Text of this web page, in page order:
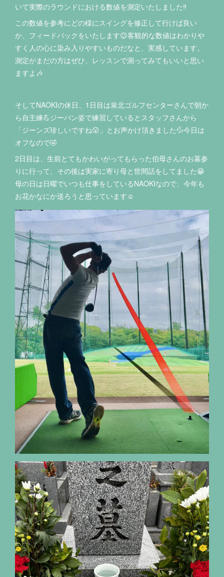
いて実際のラウンドにおける数値を測定いたしました‼️
この数値を参考にどの様にスイングを修正して行けば良い
か、フィードバックをいたします😉客観的な数値はわかりや
すく人の心に染み入りやすいものだなと、実感しています。
測定がまだの方はぜひ、レッスンで測ってみてもいいと思い
ますよ🎶
そしてNAOKIの休日、1日目は泉北ゴルフセンターさんで朝か
ら自主練💪ジーパン姿で練習しているとスタッフさんから
「ジーンズ珍しいですね😮」とお声かけ頂きました💦今日は
オフなので🤣
2日目は、生前とてもかわいがってもらった伯母さんのお墓参
りに行って、その後は実家に寄り母と世間話をしてました😁
母の日は日曜でいつも仕事をしているNAOKIなので、今年も
お花かなにか送ろうと思っています☺️